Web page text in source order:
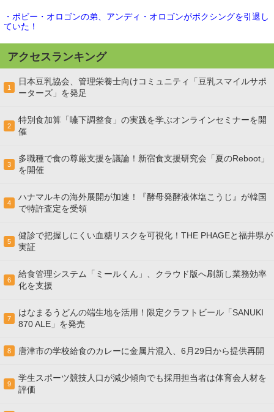
・ボビー・オロゴンの弟、アンディ・オロゴンがボクシングを引退し
ていた！
アクセスランキング
1
日本豆乳協会、管理栄養士向けコミュニティ「豆乳スマイルサポ
ーターズ」を発足
2
特別食加算「嚥下調整食」の実践を学ぶオンラインセミナーを開
催
3
多職種で食の尊厳支援を議論！新宿食支援研究会「夏のReboot」
を開催
4
ハナマルキの海外展開が加速！『酵母発酵液体塩こうじ』が韓国
で特許査定を受領
5
健診で把握しにくい血糖リスクを可視化！THE PHAGEと福井県が
実証
6
給食管理システム「ミールくん」、クラウド版へ刷新し業務効率
化を支援
7
はなまるうどんの端生地を活用！限定クラフトビール「SANUKI
870 ALE」を発売
8 唐津市の学校給食のカレーに金属片混入、6月29日から提供再開
9
学生スポーツ競技人口が減少傾向でも採用担当者は体育会人材を
評価